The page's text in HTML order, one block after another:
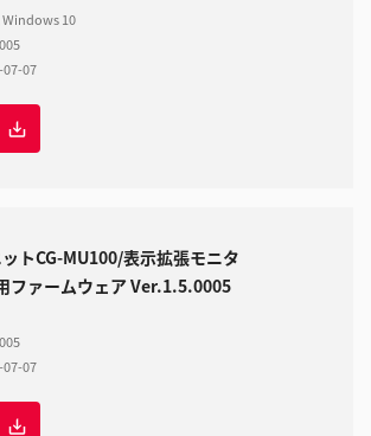
10
07-07
トCG-MU100/表示拡張モニタ
ファームウェア Ver.1.5.0005
07-07